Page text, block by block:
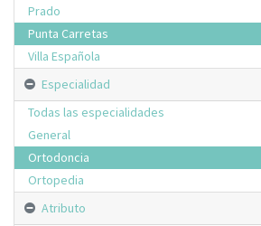
Prado
Punta Carretas
Villa Española
Especialidad
Todas las especialidades
General
Ortodoncia
Ortopedia
Atributo